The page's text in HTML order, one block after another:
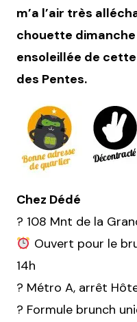
m’a l’air très
chouette
ensoleillée de
des Pentes.
Chez Dédé
? 108 Mnt de la
Ouvert pour le
14h
? Métro A, arrêt
? Formule brunch